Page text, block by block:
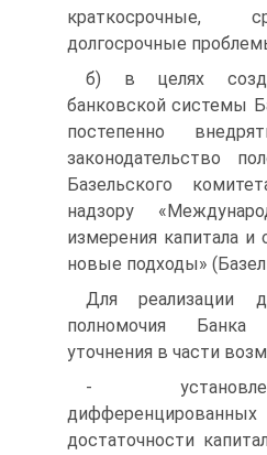
краткосрочные,
долгосрочные
б) в целях
банковской системы
постепенно
законодательство
Базельского
надзору
измерения капитала и
новые подходы»
Для реализации
полномочия
уточнения в части
-
достаточности